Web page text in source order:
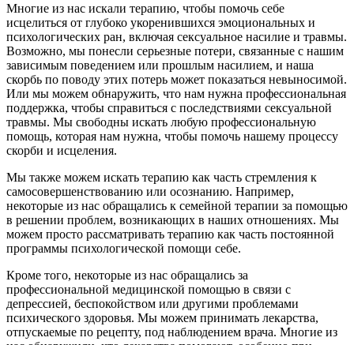
Многие из нас искали терапию, чтобы помочь себе
исцелиться от глубоко укоренившихся эмоциональных и
психологических ран, включая сексуальное насилие и травмы.
Возможно, мы понесли серьезные потери, связанные с нашим
зависимым поведением или прошлым насилием, и наша
скорбь по поводу этих потерь может показаться невыносимой.
Или мы можем обнаружить, что нам нужна профессиональная
поддержка, чтобы справиться с последствиями сексуальной
травмы. Мы свободны искать любую профессиональную
помощь, которая нам нужна, чтобы помочь нашему процессу
скорби и исцеления.
Мы также можем искать терапию как часть стремления к
самосовершенствованию или осознанию. Например,
некоторые из нас обращались к семейной терапии за помощью
в решении проблем, возникающих в наших отношениях. Мы
можем просто рассматривать терапию как часть постоянной
программы психологической помощи себе.
Кроме того, некоторые из нас обращались за
профессиональной медицинской помощью в связи с
депрессией, беспокойством или другими проблемами
психического здоровья. Мы можем принимать лекарства,
отпускаемые по рецепту, под наблюдением врача. Многие из